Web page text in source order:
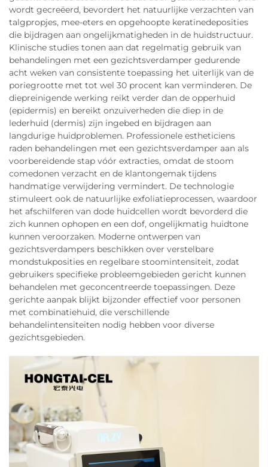
wordt gecreëerd, bevordert het natuurlijke verzachten van
talgpropjes, mee-eters en opgehoopte keratinedeposities
die bijdragen aan ongelijkmatigheden in de huidstructuur.
Klinische studies tonen aan dat regelmatig gebruik van
behandelingen met een gezichtsverdamper gedurende
acht weken van consistente toepassing het uiterlijk van de
poriegrootte met tot wel 30 procent kan verminderen. De
diepreinigende werking reikt verder dan de opperhuid
(epidermis) en bereikt onzuiverheden die diep in de
lederhuid (dermis) zijn ingebed en bijdragen aan
langdurige huidproblemen. Professionele estheticiens
raden behandelingen met een gezichtsverdamper aan als
voorbereidende stap vóór extracties, omdat de stoom
comedonen verzacht en de klantongemak tijdens
handmatige verwijdering vermindert. De technologie
stimuleert ook de natuurlijke exfoliatieprocessen, waardoor
het afschilferen van dode huidcellen wordt bevorderd die
zich kunnen ophopen en een dof, ongelijkmatig huidtone
kunnen veroorzaken. Moderne ontwerpen van
gezichtsverdampers beschikken over verstelbare
mondstukposities en regelbare stoomintensiteit, zodat
gebruikers specifieke probleemgebieden gericht kunnen
behandelen met geconcentreerde toepassingen. Deze
gerichte aanpak blijkt bijzonder effectief voor personen
met combinatiehuid, die verschillende
behandelintensiteiten nodig hebben voor diverse
gezichtsgebieden.